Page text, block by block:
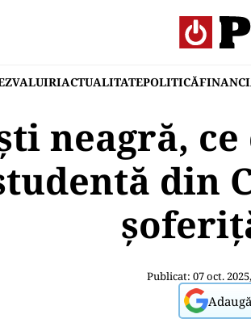
ACTUALITATEPOLITICĂ
neagră,
din
Publicat: 07 oct.